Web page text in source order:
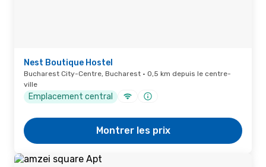
Nest Boutique Hostel
Bucharest City-Centre, Bucharest · 0,5 km depuis le centre-
ville
Emplacement central
Montrer les prix